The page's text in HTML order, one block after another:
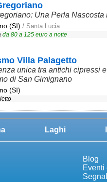
Una Perla
(SI) / Santa Lucia
da 80a 125euro a notte
Villa Palagetto
unica tra antichi cipressi
di San Gimignano
(SI)
Laghi
Blog
Eventi